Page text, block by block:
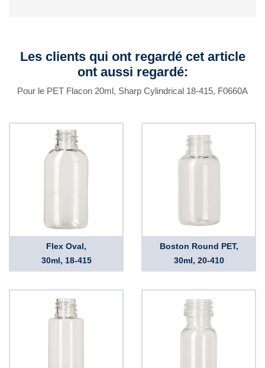
Les clients qui ont regardé cet article
ont aussi regardé:
Pour le PET Flacon 20ml, Sharp Cylindrical 18-415, F0660A
Flex Oval,
30ml, 18-415
Boston Round PET,
30ml, 20-410